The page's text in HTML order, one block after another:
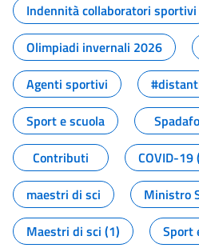
Indennità collaboratori sportivi
Olimpiadi invernali 2026
Agenti sportivi
Sport e scuola
Contributi
COVID-19
maestri di sci
Ministro
Maestri di sci (1)
Sport